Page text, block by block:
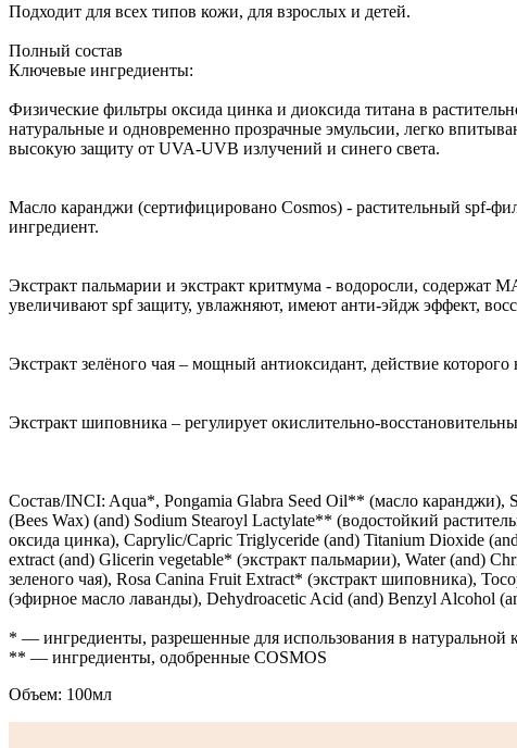
Подходит для всех типов кожи, для взрослых и детей.
Полный состав
Ключевые ингредиенты:
Физические фильтры оксида цинка и диоксида титана в
натуральные и одновременно прозрачные эмульсии, легко
высокую защиту от UVA-UVB излучений и синего света.
Масло каранджи (сертифицировано Cosmos) - растительный spf-
ингредиент.
Экстракт пальмарии и экстракт критмума - водоросли,
увеличивают spf защиту, увлажняют, имеют анти-эйдж эффект,
Экстракт зелёного чая – мощный антиоксидант, действие
Экстракт шиповника – регулирует окислительно-
Состав/INCI: Aqua*, Pongamia Glabra Seed Oil** (масло каранджи),
(Bees Wax) (and) Sodium Stearoyl Lactylate** (водостойкий
оксида цинка), Caprylic/Capric Triglyceride (and) Titanium Dioxide
extract (and) Glicerin vegetable* (экстракт пальмарии), Water (and)
зеленого чая), Rosa Canina Fruit Extract* (экстракт шиповника),
(эфирное масло лаванды), Dehydroacetic Acid (and) Benzyl Alcohol
* — ингредиенты, разрешенные для использования в натуральной
** — ингредиенты, одобренные COSMOS
Объем: 100мл